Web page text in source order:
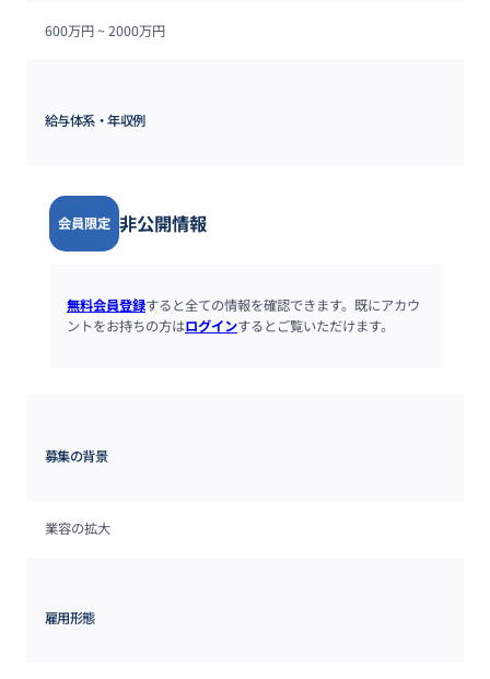
600万円 ~ 2000万円
給与体系・年収例
会員限定 非公開情報
無料会員登録すると全ての情報を確認できます。既にアカウ
ントをお持ちの方はログインするとご覧いただけます。
募集の背景
業容の拡大
雇用形態